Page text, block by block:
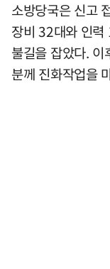
소방당국은 신고
장비 32대와 인
불길을 잡았다.
분께 진화작업을